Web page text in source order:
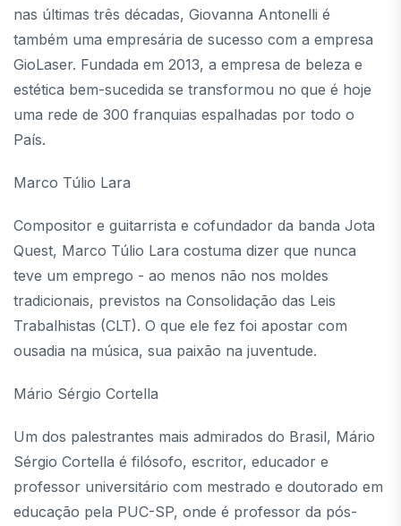
nas últimas três décadas, Giovanna Antonelli é
também uma empresária de sucesso com a empresa
GioLaser. Fundada em 2013, a empresa de beleza e
estética bem-sucedida se transformou no que é hoje
uma rede de 300 franquias espalhadas por todo o
País.
Marco Túlio Lara
Compositor e guitarrista e cofundador da banda Jota
Quest, Marco Túlio Lara costuma dizer que nunca
teve um emprego - ao menos não nos moldes
tradicionais, previstos na Consolidação das Leis
Trabalhistas (CLT). O que ele fez foi apostar com
ousadia na música, sua paixão na juventude.
Mário Sérgio Cortella
Um dos palestrantes mais admirados do Brasil, Mário
Sérgio Cortella é filósofo, escritor, educador e
professor universitário com mestrado e doutorado em
educação pela PUC-SP, onde é professor da pós-